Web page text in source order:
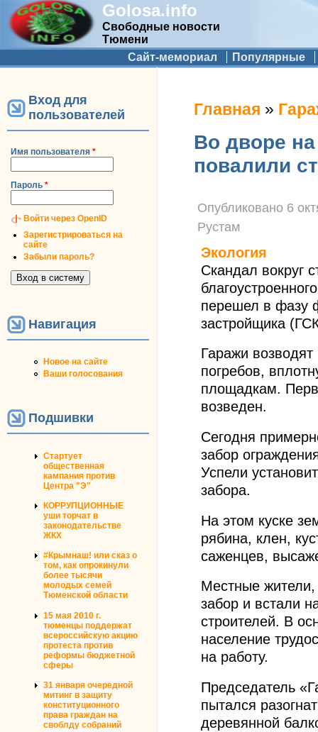
Golosa.info
Свободные новости
Тюмени
Дополнительное меню
Сайт-мемориал Популярные
Вход для
пользователей
Имя пользователя *
Пароль *
Войти через OpenID
Зарегистрироваться на
сайте
Забыли пароль?
Навигация
Новое на сайте
Ваши голосования
Подшивки
Стартует
общественная
кампания против
Центра "Э"
КОРРУПЦИОННЫЕ
уши торчат в
законодательстве
ЖКХ
#Крымнаш! или сказ о
том, как опрокинули
более тысячи
молодых семей
Тюменской области
15 мая 2010 г.
тюменцы поддержат
всероссийскую акцию
протеста против
реформы бюджетной
сферы
31 января очередной
митинг в защиту
конституционного
права граждан на
своблду собраний
Вы здесь
Главная »
Во дворе
повалили
Опубликовано 6
Рустам
Экология
Скандал вокруг
перешел в фазу
застройщика
Гаражи
погребов,
площадкам.
возведен.
Сегодня
забор
Успели
забора.
На этом куске
рябина, клен,
саженцев,
Местные
забор и встали
строителей. В
население
на работу.
Председатель
пытался
деревянной